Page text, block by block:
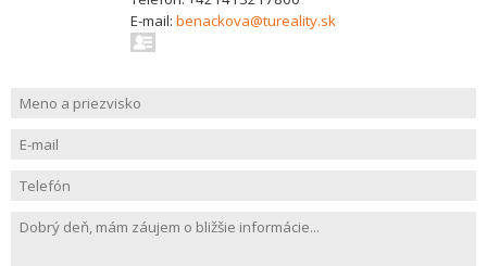
E-mail: benackova@tureality.sk